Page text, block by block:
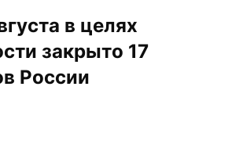
в целях
закрыто 17
России